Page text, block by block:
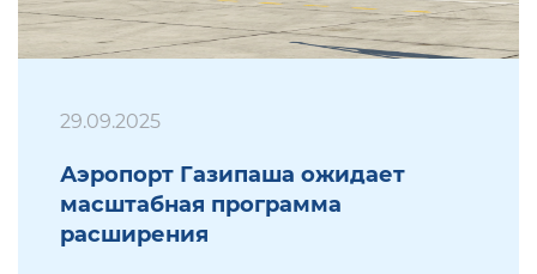
29.09.2025
Аэропорт Газипаша ожидает
масштабная программа
расширения